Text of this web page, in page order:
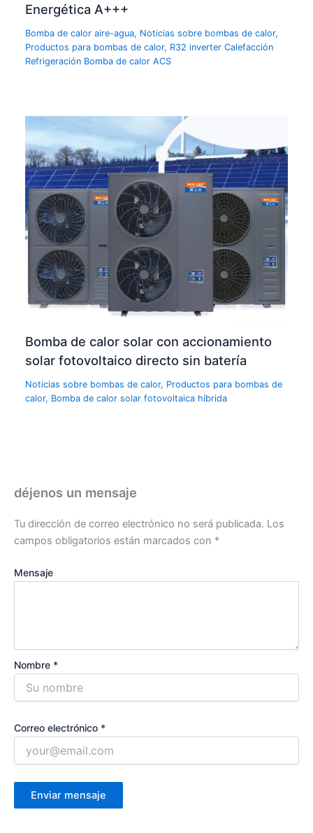
Energética A+++
Bomba de calor aire-agua, Noticias sobre bombas de calor,
Productos para bombas de calor, R32 inverter Calefacción
Refrigeración Bomba de calor ACS
Bomba de calor solar con accionamiento
solar fotovoltaico directo sin batería
Noticias sobre bombas de calor, Productos para bombas de
calor, Bomba de calor solar fotovoltaica híbrida
déjenos un mensaje
Tu dirección de correo electrónico no será publicada. Los
campos obligatorios están marcados con *
Mensaje
Nombre *
Correo electrónico *